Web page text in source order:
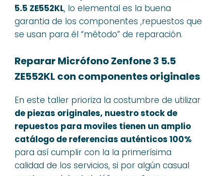
5.5 ZE552KL, lo elemental es la buena
garantia de los componentes ,repuestos que
se usan para él “método” de reparación.
Reparar Micrófono Zenfone 3 5.5
ZE552KL con componentes originales
En este taller prioriza la costumbre de utilizar
de piezas originales, nuestro stock de
repuestos para moviles tienen un amplio
catálogo de referencias auténticos 100%
para así cumplir con la la primerísima
calidad de los servicios, si por algún casual